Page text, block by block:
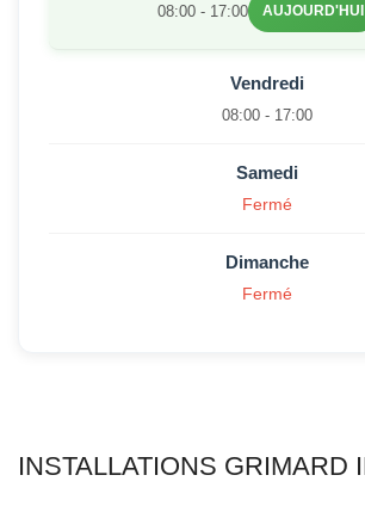
08:00 - 17:00 AUJOURD'HUI
Vendredi
08:00 - 17:00
Samedi
Fermé
Dimanche
Fermé